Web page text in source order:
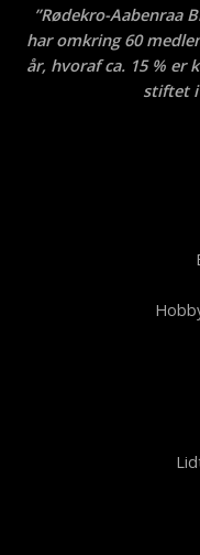
”Rødekro-Aabenraa
har omkring 60
år, hvoraf ca. 15 % er
stiftet i